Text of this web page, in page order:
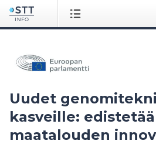
Uudet
kasveille:
maatalouden